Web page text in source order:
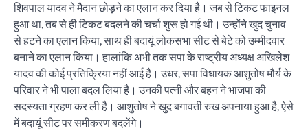
शिवपाल यादव ने मैदान छोड़ने का एलान कर दिया है। जब से टिकट फाइनल
हुआ था, तब से ही टिकट बदलने की चर्चा शुरू हो गई थी। उन्होंने खुद चुनाव
से हटने का एलान किया, साथ ही बदायूं लोकसभा सीट से बेटे को उम्मीदवार
बनाने का एलान किया। हालांकि अभी तक सपा के राष्ट्रीय अध्यक्ष अखिलेश
यादव की कोई प्रतिक्रिया नहीं आई है। उधर, सपा विधायक आशुतोष मौर्य के
परिवार ने भी पाला बदल लिया है। उनकी पत्नी और बहन ने भाजपा की
सदस्यता ग्रहण कर ली है। आशुतोष ने खुद बगावती रुख अपनाया हुआ है, ऐसे
में बदायूं सीट पर समीकरण बदलेंगे।